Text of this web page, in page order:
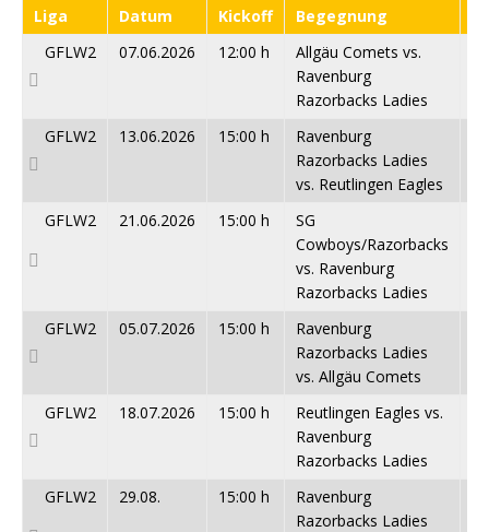
Liga Datum Kickoff Begegnung
GFLW2
07.06.2026 12:00 h
Allgäu Comets vs.
Ravenburg
Razorbacks Ladies
GFLW2 13.06.2026 15:00 h
Ravenburg
Razorbacks Ladies
vs. Reutlingen Eagles
GFLW2 21.06.2026 15:00 h
SG
Cowboys/Razorbacks
vs. Ravenburg
Razorbacks Ladies
GFLW2 05.07.2026 15:00 h
Ravenburg
Razorbacks Ladies
vs. Allgäu Comets
GFLW2 18.07.2026 15:00 h
Reutlingen Eagles vs.
Ravenburg
Razorbacks Ladies
GFLW2 29.08. 15:00 h
Ravenburg
Razorbacks Ladies